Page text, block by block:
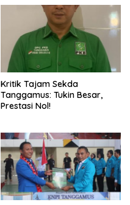
Kritik Tajam Sekda
Tanggamus: Tukin Besar,
Prestasi Nol!